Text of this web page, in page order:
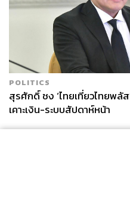
POLITICS
สุรศักดิ์ ชง ‘ไทยเที่ยวไทยพลั
เคาะเงิน-ระบบสัปดาห์หน้า